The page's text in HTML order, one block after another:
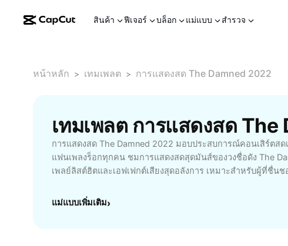
สินค้า ฟีเจอร์ บล็อก แม่แบบ สำรวจ
หน้าหลัก > เทมเพลต > การแสดงสด The Damned 2022
การแสดงสด The Damned 2022 มอบประสบการณ์คอนเสิร์ตสด
แฟนเพลงร็อกทุกคน ชมการแสดงสดสุดมันส์ของวงชื่อดัง The
เพลย์ลิสต์ฮิตและเอฟเฟกต์เสียงสุดอลังการ เหมาะสำหรับผู้ที่ชื่น
สามารถติดตามรายละเอียดไลน์อัพ เพลงไฮไลท์ และช่วงเวลาพิเ
แม่แบบเพิ่มเติม›